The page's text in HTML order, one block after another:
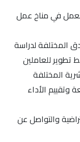
في مناخ عمل
المختلفة لدراسة
للعاملين
المختلفة
وتقييم الأداء
والتواصل عن